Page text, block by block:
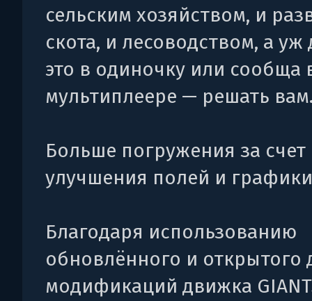
сельским хозяйством, и
скота, и лесоводством, а уж
это в одиночку или сообща
мультиплеере — решать
Больше погружения за счет
улучшения полей и графики
Благодаря использованию
обновлённого и открытого
модификаций движка